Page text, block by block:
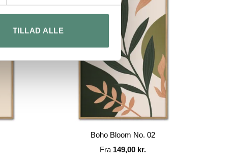
TILLAD ALLE
Boho Bloom No. 02
Fra 149,00 kr.